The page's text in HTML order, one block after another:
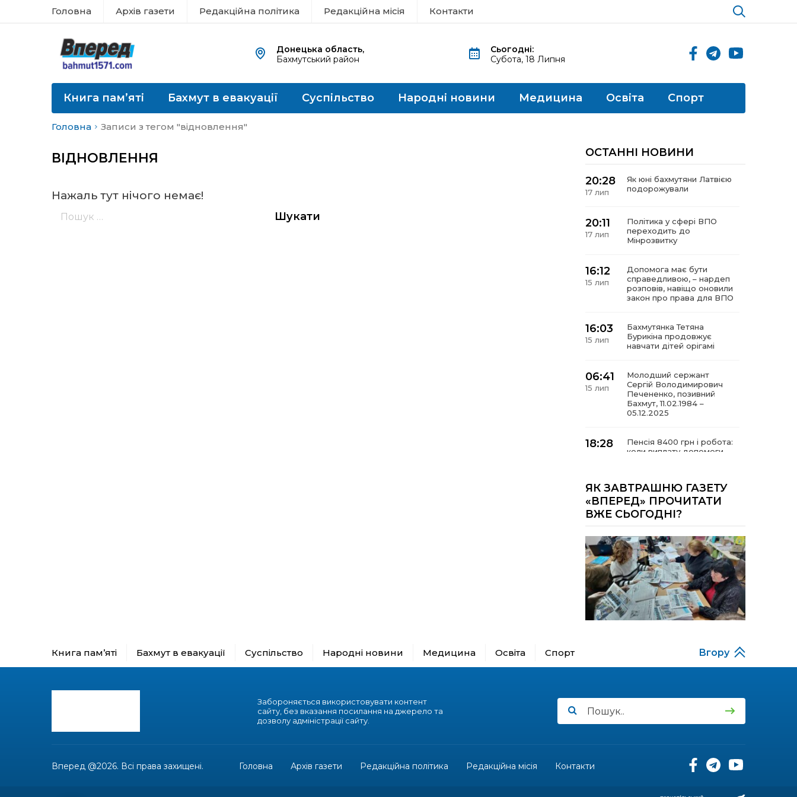
Головна Архів газети Редакційна політика Редакційна місія Контакти
Донецька область,
Бахмутський район
Сьогодні:
Субота, 18 Липня
Книга пам’яті Бахмут в евакуації Суспільство Народні новини Медицина Освіта Спорт
Головна Записи з тегом "відновлення"
ВІДНОВЛЕННЯ
Нажаль тут нічого немає!
ОСТАННІ НОВИНИ
20:28
17 лип
Як юні бахмутяни Латвією
подорожували
20:11
17 лип
Політика у сфері ВПО
переходить до
Мінрозвитку
16:12
15 лип
Допомога має бути
справедливою, – нардеп
розповів, навіщо оновили
закон про права для ВПО
16:03
15 лип
Бахмутянка Тетяна
Бурикіна продовжує
навчати дітей орігамі
06:41
15 лип
Молодший сержант
Сергій Володимирович
Печененко, позивний
Бахмут, 11.02.1984 –
05.12.2025
18:28
Пенсія 8400 грн і робота:
коли виплату допомоги
18:24
14 лип
В Україні створять
Координаційну раду з
питань ВПО та
за кордону
18:15
14 лип
Бахмутський код на
Гощанщині: коли традиції
єднають громади
17:25
Маленькі бахмутяни у
10 лип
Морські мушлі в техніці
макраме
17:07
10 лип
Бахмутяни вибороли
настільного тенісу
08 лип
Юна бахмутянка Кіра
Радченко долучилася до
унікального інклюзивного
проєкту «КОЛО
ЯК ЗАВТРАШНЮ ГАЗЕТУ
«ВПЕРЕД» ПРОЧИТАТИ
ВЖЕ СЬОГОДНІ?
Книга пам’яті Бахмут в евакуації Суспільство Народні новини Медицина Освіта Спорт Вгору
Забороняється використовувати контент
сайту, без вказання посилання на джерело та
дозволу адміністрації сайту.
Вперед @2026. Всі права захищені. Головна Архів газети Редакційна політика Редакційна місія Контакти